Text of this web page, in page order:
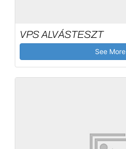
VPS ALVÁSTESZT
See More